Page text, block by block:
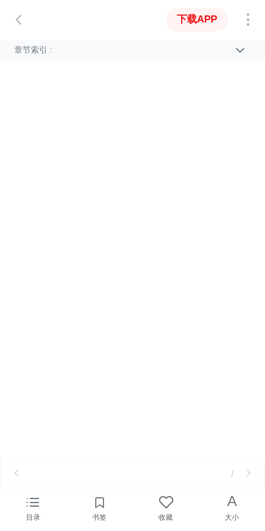
下载APP
章节索引 :
/
目录 书签 收藏
A
大小